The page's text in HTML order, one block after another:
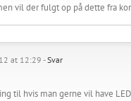
vil der fulgt op på dette fra
at 12:29 -Svar
til hvis man gerne vil have